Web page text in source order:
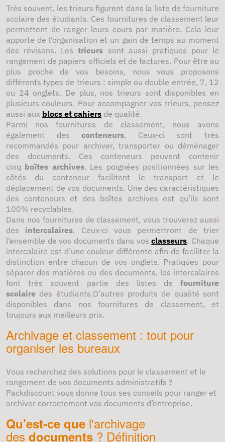
Très souvent, les trieurs figurent dans la liste de fourniture
scolaire des étudiants. Ces fournitures de classement leur
permettent de ranger leurs cours par matière. Cela leur
apporte de l’organisation et un gain de temps au moment
des révisons. Lestrieurs sont aussi pratiques pour le
rangement de papiers officiels et de factures. Pour être au
plus proche de vos besoins, nous vous proposons
différents types de trieurs : simple ou double entrée, 7, 12
ou 24 onglets. De plus, nos trieurs sont disponibles en
plusieurs couleurs. Pour accompagner vos trieurs, pensez
aussi aux blocs et cahiers de qualité.
Parmi nos fournitures de classement, nous avons
également desconteneurs. Ceux-ci sont très
recommandés pour archiver, transporter ou déménager
des documents. Ces conteneurs peuvent contenir
cinq boîtes archives. Les poignées positionnées sur les
côtés du conteneur facilitent le transport et le
déplacement de vos documents. Une des caractéristiques
des conteneurs et des boîtes archives est qu’ils sont
100% recyclables.
Dans nos fournitures de classement, vous trouverez aussi
des intercalaires. Ceux-ci vous permettront de trier
l’ensemble de vos documents dans vosclasseurs. Chaque
intercalaire est d’une couleur différente afin de faciliter la
distinction entre chacun de vos onglets. Pratiques pour
séparer des matières ou des documents, les intercalaires
font très souvent partie des listes de fourniture
scolaire des étudiants.D’autres produits de qualité sont
disponibles dans nos fournitures de classement, et
toujours aux meilleurs prix.
Archivage et classement : tout pour
organiser les bureaux
Vous recherchez des solutions pour le classement et le
rangement de vos documents administratifs ?
Packdiscount vous donne tous ses conseils pour ranger et
archiver correctement vos documents d’entreprise.
Qu'est-ce que l'archivage
des documents ? Définition